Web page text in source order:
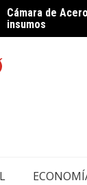
Cámara de
insumos
Imperial
ferretero